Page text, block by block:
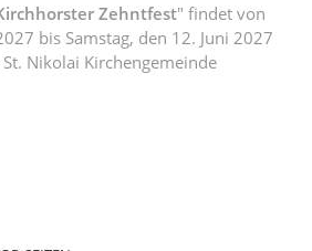
Zehntfest" findet von
bis Samstag, den 12. Juni 2027
Nikolai Kirchengemeinde